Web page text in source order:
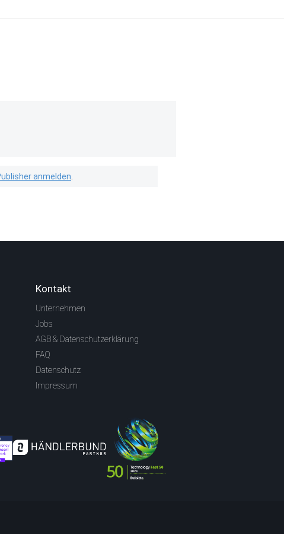
anmelden
Kontakt
Unternehmen
Jobs
AGB & Datenschutzerklärung
FAQ
Datenschutz
Impressum